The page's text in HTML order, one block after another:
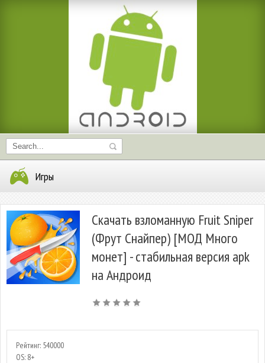
Игры
Скачать взломанную Fruit Sniper
(Фрут Снайпер) [МОД Много
монет] - стабильная версия apk
на Андроид
Рейтинг: 540000
OS: 8+